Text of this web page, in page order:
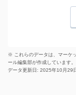
※ これらのデータは、マーケ
ール編集部が作成しています。
データ更新日: 2025年10月29